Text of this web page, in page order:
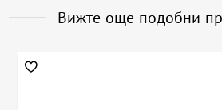
Вижте още подобни